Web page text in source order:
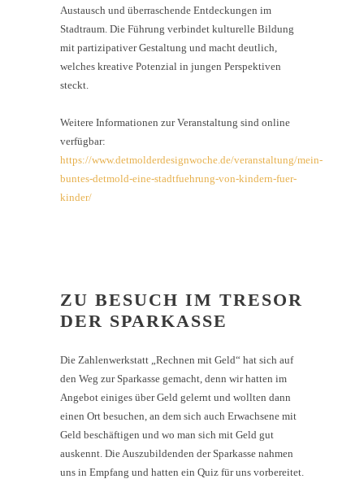
Austausch und überraschende Entdeckungen im
Stadtraum. Die Führung verbindet kulturelle Bildung
mit partizipativer Gestaltung und macht deutlich,
welches kreative Potenzial in jungen Perspektiven
steckt.
Weitere Informationen zur Veranstaltung sind online
verfügbar:
https://www.detmolderdesignwoche.de/veranstaltung/mein-
buntes-detmold-eine-stadtfuehrung-von-kindern-fuer-
kinder/
ZU BESUCH IM TRESOR
DER SPARKASSE
Die Zahlenwerkstatt „Rechnen mit Geld“ hat sich auf
den Weg zur Sparkasse gemacht, denn wir hatten im
Angebot einiges über Geld gelernt und wollten dann
einen Ort besuchen, an dem sich auch Erwachsene mit
Geld beschäftigen und wo man sich mit Geld gut
auskennt. Die Auszubildenden der Sparkasse nahmen
uns in Empfang und hatten ein Quiz für uns vorbereitet.